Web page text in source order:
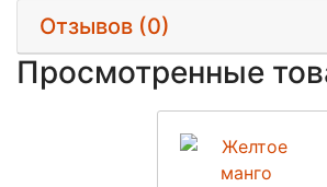
Отзывов (0)
Просмотренные